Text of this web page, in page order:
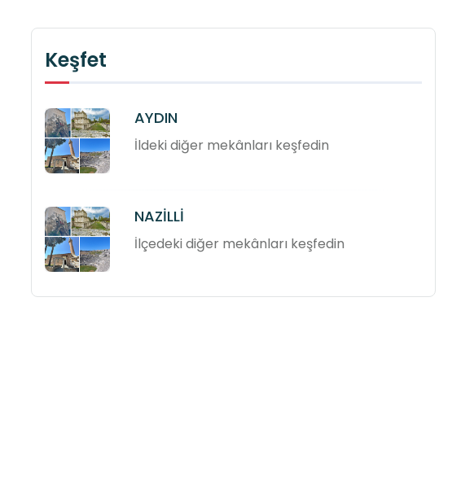
Keşfet
AYDIN
İldeki diğer mekânları keşfedin
NAZİLLİ
İlçedeki diğer mekânları keşfedin